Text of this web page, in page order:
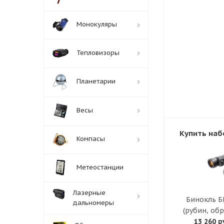
Купить
Бинокль
(рубин,
13 260
Монокуляры
Тепловизоры
Планетарии
Весы
Компасы
Метеостанции
Лазерные
дальномеры